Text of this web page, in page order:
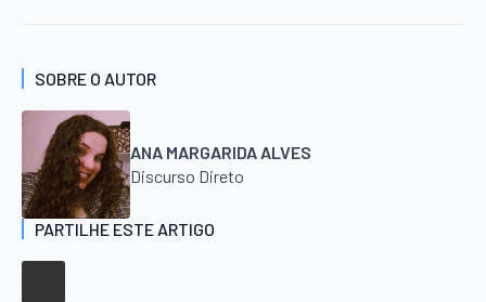
SOBRE O AUTOR
ANA MARGARIDA ALVES
Discurso Direto
PARTILHE ESTE ARTIGO